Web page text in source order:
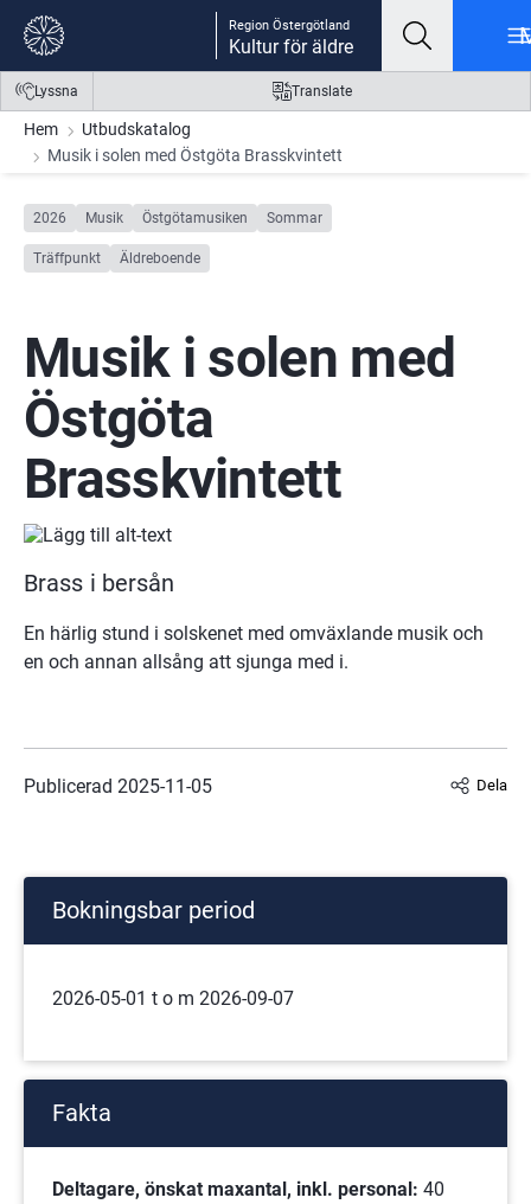
Gå till innehåll
Gå till meny
Gå till sidfot Region Östergötland
Kultur för äldre
Lyssna Translate
Hem
Utbudskatalog
Musik i solen med Östgöta Brasskvintett
2026 Musik Östgötamusiken Sommar
Träffpunkt Äldreboende
Musik i solen med
Östgöta
Brasskvintett
Brass i bersån
En härlig stund i solskenet med omväxlande musik och
en och annan allsång att sjunga med i.
Publicerad 2025-11-05 Dela
Bokningsbar period
2026-05-01 t o m 2026-09-07
Fakta
Deltagare, önskat maxantal, inkl. personal: 40